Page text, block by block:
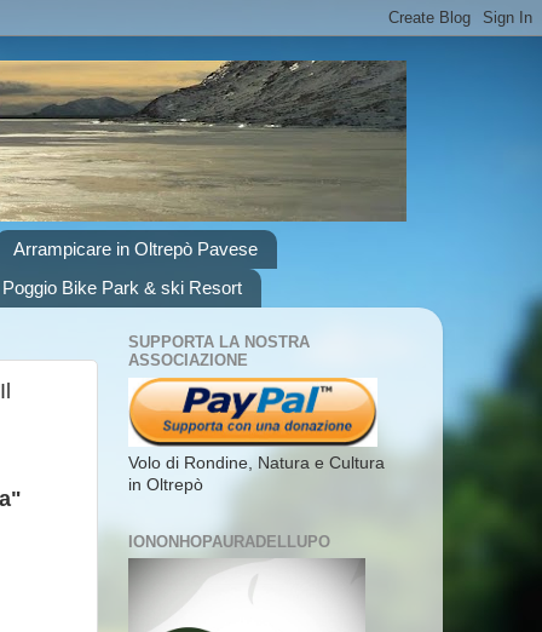
Arrampicare in Oltrepò Pavese
Poggio Bike Park & ski Resort
SUPPORTA LA NOSTRA
ASSOCIAZIONE
Volo di Rondine, Natura e Cultura
in Oltrepò
IONONHOPAURADELLUPO